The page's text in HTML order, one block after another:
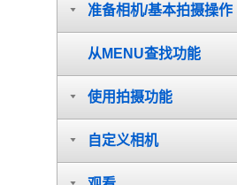
准备相机/基本拍摄操作
从MENU查找功能
使用拍摄功能
自定义相机